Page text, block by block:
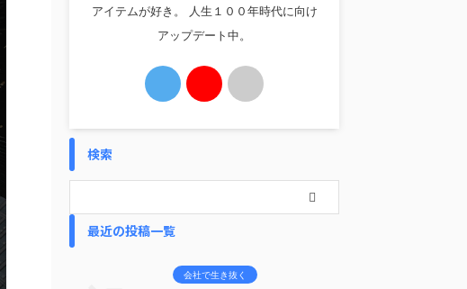
アイテムが好き。 人生１００年時代に向け
アップデート中。
検索
最近の投稿一覧
会社で生き抜く